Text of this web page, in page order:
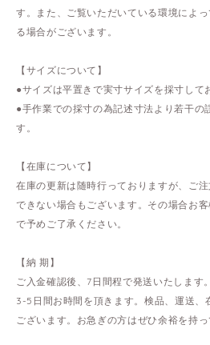
す。また、ご覧いただいている環境によ
る場合がございます。
【サイズについて】
●サイズは平置きで実寸サイズを採寸して
●手作業での採寸の為記述寸法より若干の
す。
【在庫について】
在庫の更新は随時行っておりますが、ご
できない場合もございます。その場合お
で予めご了承ください。
【納 期】
ご入金確認後、7日間程で発送いたします
3-5日間お時間を頂きます。検品、運送、
ございます。お急ぎの方はぜひ余裕を持っ